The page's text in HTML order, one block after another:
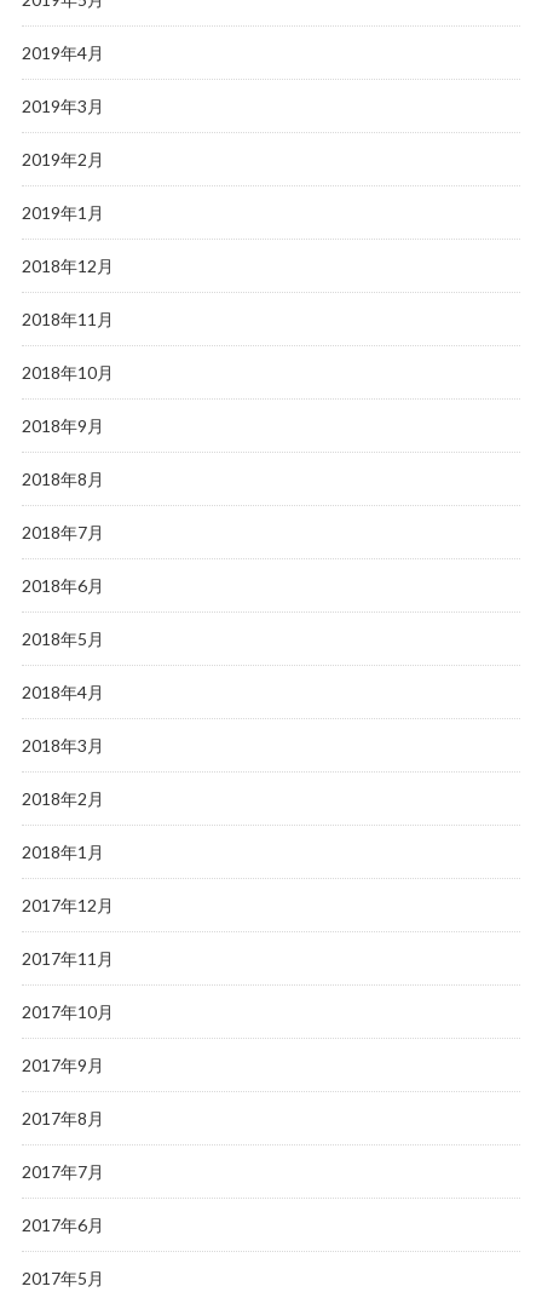
2019年4月
2019年3月
2019年2月
2019年1月
2018年12月
2018年11月
2018年10月
2018年9月
2018年8月
2018年7月
2018年6月
2018年5月
2018年4月
2018年3月
2018年2月
2018年1月
2017年12月
2017年11月
2017年10月
2017年9月
2017年8月
2017年7月
2017年6月
2017年5月